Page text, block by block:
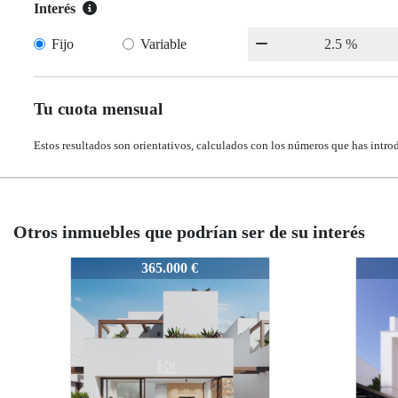
Interés
Fijo Variable
Tu cuota mensual
Estos resultados son orientativos, calculados con los números que has
Otros inmuebles que podrían ser de su interés